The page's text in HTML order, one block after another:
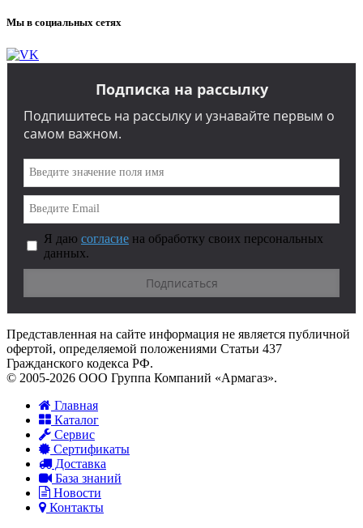
Мы в социальных сетях
Подписка на рассылку
Подпишитесь на рассылку и узнавайте первым о
самом важном.
Я даю согласие на обработку своих персональных
данных.
Представленная на сайте информация не является публичной
офертой, определяемой положениями Статьи 437
Гражданского кодекса РФ.
© 2005-2026 ООО Группа Компаний «Армагаз».
Главная
Каталог
Сервис
Сертификаты
Доставка
База знаний
Новости
Контакты